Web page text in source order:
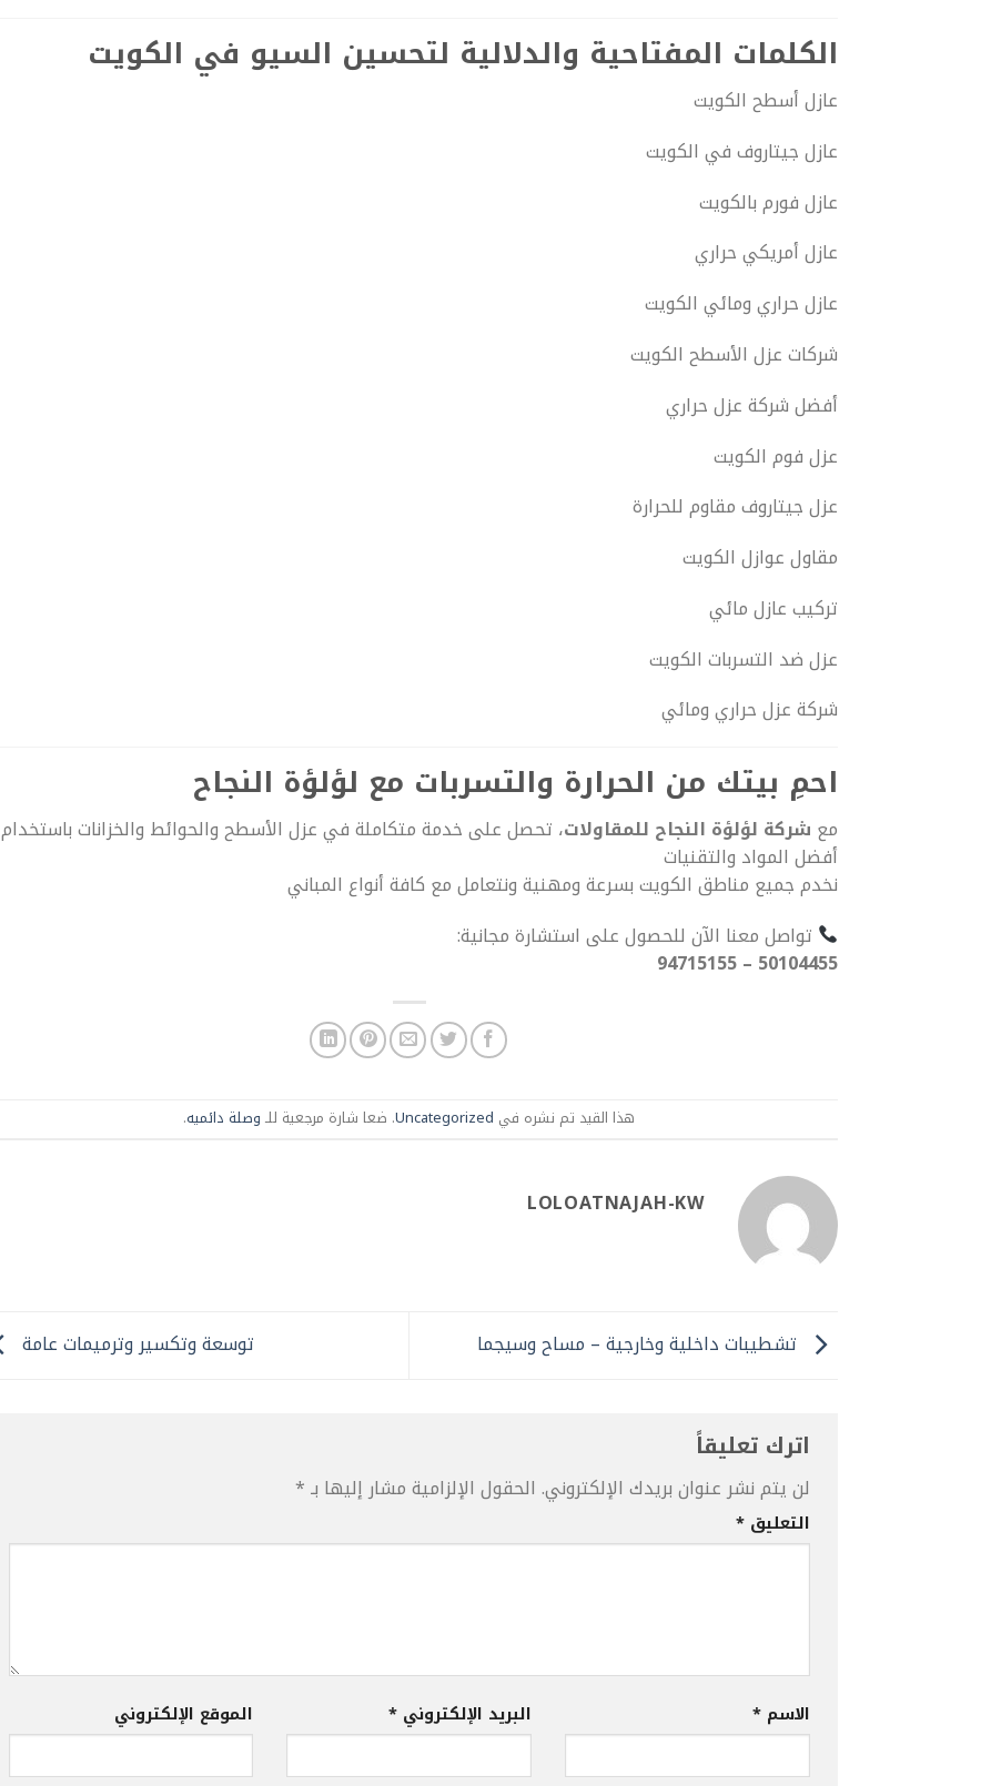
الكلمات المفتاحية والدلالية لتحسين السيو في الكويت
عازل أسطح الكويت
عازل جيتاروف في الكويت
عازل فورم بالكويت
عازل أمريكي حراري
عازل حراري ومائي الكويت
شركات عزل الأسطح الكويت
أفضل شركة عزل حراري
عزل فوم الكويت
عزل جيتاروف مقاوم للحرارة
مقاول عوازل الكويت
تركيب عازل مائي
عزل ضد التسربات الكويت
شركة عزل حراري ومائي
احمِ بيتك من الحرارة والتسربات مع لؤلؤة النجاح
مع شركة لؤلؤة النجاح للمقاولات، تحصل على خدمة متكاملة في عزل الأسطح والحوائط والخزانات باستخدام
أفضل المواد والتقنيات
نخدم جميع مناطق الكويت بسرعة ومهنية ونتعامل مع كافة أنواع المباني
تواصل معنا الآن للحصول على استشارة مجانية:
50104455 – 94715155
هذا القيد تم نشره في Uncategorized. ضعا شارة مرجعية للـ وصلة دائميه.
LOLOATNAJAH-KW
تشطيبات داخلية وخارجية – مساح وسيجما توسعة وتكسير وترميمات عامة
اترك تعليقاً
لن يتم نشر عنوان بريدك الإلكتروني. الحقول الإلزامية مشار إليها بـ*
التعليق *
الاسم * البريد الإلكتروني * الموقع الإلكتروني